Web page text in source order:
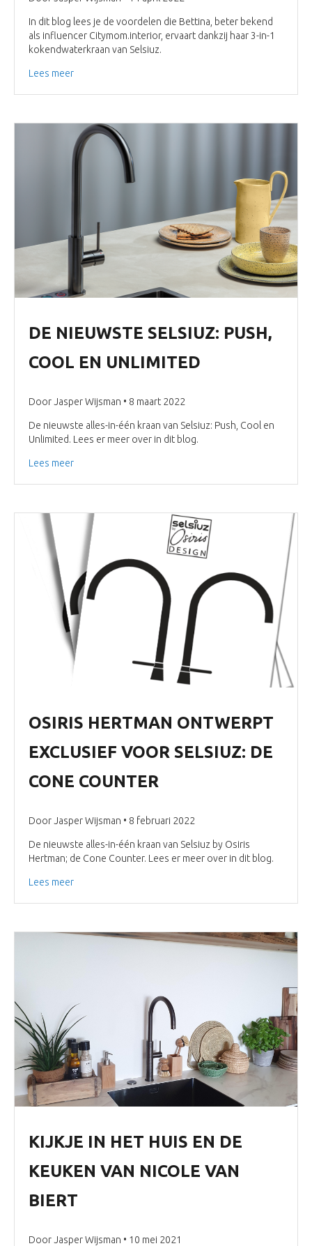
In dit blog lees je de voordelen die Bettina, beter bekend
als influencer Citymom.interior, ervaart dankzij haar 3-in-1
kokendwaterkraan van Selsiuz.
Lees meer
DE NIEUWSTE SELSIUZ: PUSH,
COOL EN UNLIMITED
Door Jasper Wijsman • 8 maart 2022
De nieuwste alles-in-één kraan van Selsiuz: Push, Cool en
Unlimited. Lees er meer over in dit blog.
Lees meer
OSIRIS HERTMAN ONTWERPT
EXCLUSIEF VOOR SELSIUZ: DE
CONE COUNTER
Door Jasper Wijsman • 8 februari 2022
De nieuwste alles-in-één kraan van Selsiuz by Osiris
Hertman; de Cone Counter. Lees er meer over in dit blog.
Lees meer
KIJKJE IN HET HUIS EN DE
KEUKEN VAN NICOLE VAN
BIERT
Door Jasper Wijsman • 10 mei 2021